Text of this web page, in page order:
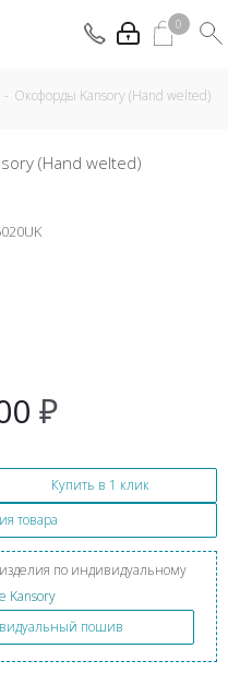
0
- Оксфорды Kansory (Hand welted)
₽
Купить в 1 клик
товара
по индивидуальному
Kansory
пошив